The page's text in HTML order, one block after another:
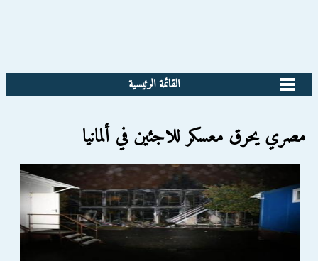
القائمة الرئيسية
مصري يحرق معسكر للاجئين في ألمانيا